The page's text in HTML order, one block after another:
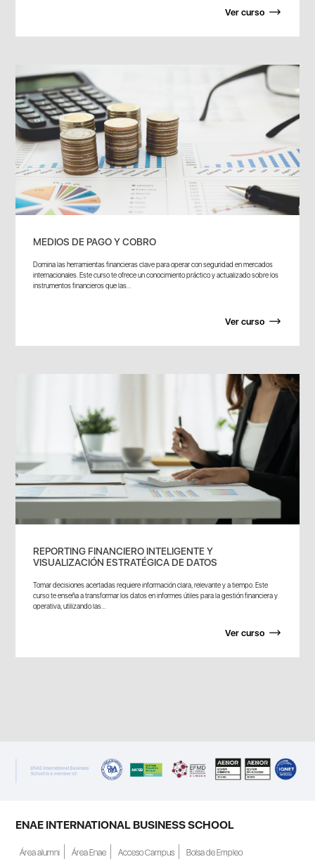
Ver curso
MEDIOS DE PAGO Y COBRO
Domina las herramientas financieras clave para operar con seguridad en mercados
internacionales. Este curso te ofrece un conocimiento práctico y actualizado sobre los
instrumentos financieros que las...
Ver curso
REPORTING FINANCIERO INTELIGENTE Y
VISUALIZACIÓN ESTRATÉGICA DE DATOS
Tomar decisiones acertadas requiere información clara, relevante y a tiempo. Este
curso te enseña a transformar los datos en informes útiles para la gestión financiera y
operativa, utilizando las...
Ver curso
ENAE INTERNATIONAL BUSINESS SCHOOL
Área alumni Área Enae Acceso Campus Bolsa de Empleo